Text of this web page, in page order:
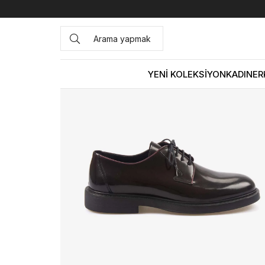
YENİ KOLEKSİYONKADIN
Anasayfa ERKEK AYAKKABI Günlük Kemal Tanca